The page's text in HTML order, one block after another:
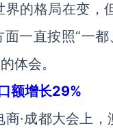
的格局在变
一直按照“一
体会。
额增长29%
·成都大会上